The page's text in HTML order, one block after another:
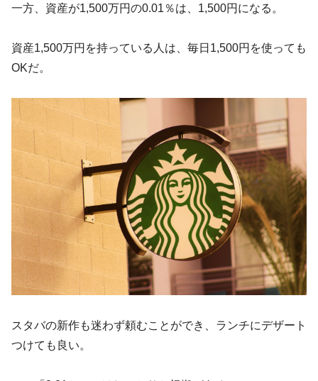
一方、資産が1,500万円の0.01％は、1,500円になる。
資産1,500万円を持っている人は、毎日1,500円を使っても
OKだ。
スタバの新作も迷わず頼むことができ、ランチにデザート
つけても良い。